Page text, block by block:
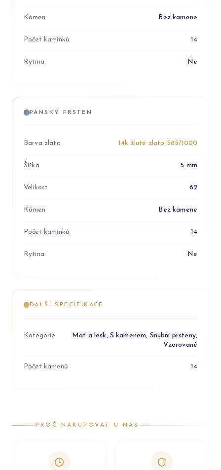
Kámen Bez kamene
Počet kamínků 14
Rytina Ne
PÁNSKÝ PRSTEN
Barva zlata 14k žluté zlato 585/1000
Šířka 5 mm
Velikost 62
Kámen Bez kamene
Počet kamínků 14
Rytina Ne
DALŠÍ SPECIFIKACE
Kategorie
Mat a lesk, S kamenem, Snubní prsteny,
Vzorované
Počet kamenů 14
PROČ NAKUPOVAT U NÁS